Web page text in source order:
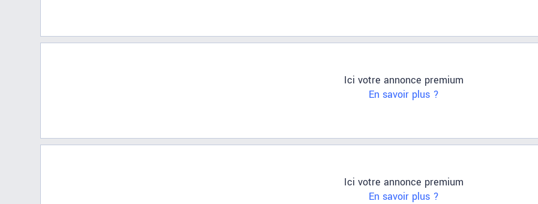
Ici votre annonce premium
En savoir plus ?
Ici votre annonce premium
En savoir plus ?